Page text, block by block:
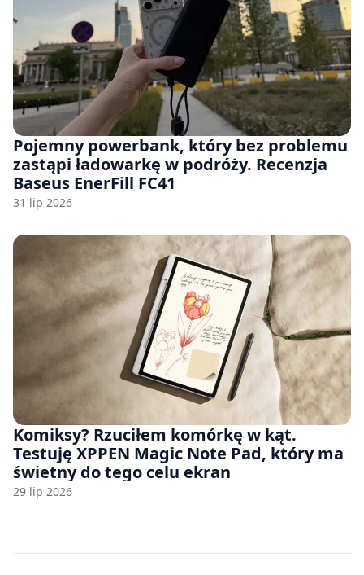
Pojemny powerbank, który bez problemu
zastąpi ładowarkę w podróży. Recenzja
Baseus EnerFill FC41
31 lip 2026
Komiksy? Rzuciłem komórkę w kąt.
Testuję XPPEN Magic Note Pad, który ma
świetny do tego celu ekran
29 lip 2026